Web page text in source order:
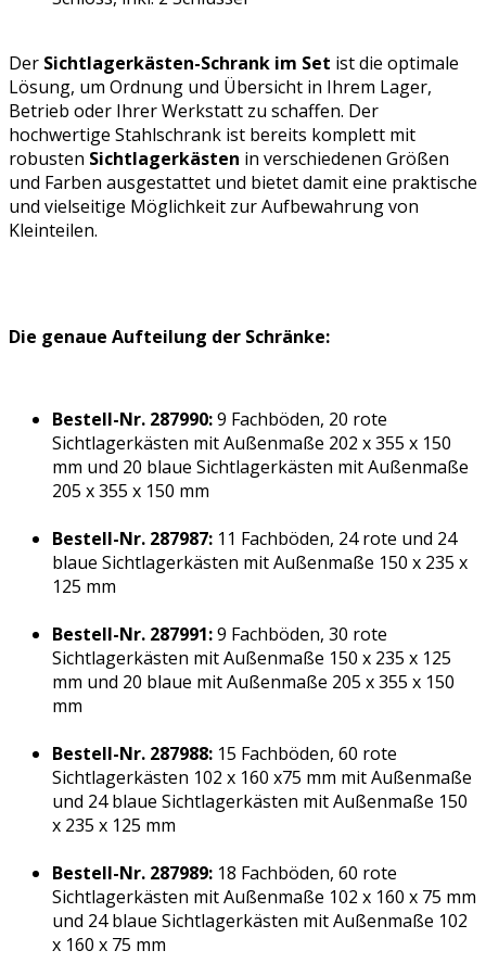
Der Sichtlagerkästen-Schrank im Set ist die optimale
Lösung, um Ordnung und Übersicht in Ihrem Lager,
Betrieb oder Ihrer Werkstatt zu schaffen. Der
hochwertige Stahlschrank ist bereits komplett mit
robusten Sichtlagerkästen in verschiedenen Größen
und Farben ausgestattet und bietet damit eine praktische
und vielseitige Möglichkeit zur Aufbewahrung von
Kleinteilen.
Die genaue Aufteilung der Schränke:
Bestell-Nr. 287990:9 Fachböden, 20 rote
Sichtlagerkästen mit Außenmaße 202 x 355 x 150
mm und 20 blaue Sichtlagerkästen mit Außenmaße
205 x 355 x 150 mm
Bestell-Nr. 287987: 11 Fachböden, 24 rote und 24
blaue Sichtlagerkästen mit Außenmaße 150 x 235 x
125 mm
Bestell-Nr. 287991:9 Fachböden, 30 rote
Sichtlagerkästen mit Außenmaße 150 x 235 x 125
mm und 20 blaue mit Außenmaße 205 x 355 x 150
mm
Bestell-Nr. 287988: 15 Fachböden, 60 rote
Sichtlagerkästen 102 x 160 x75 mm mit Außenmaße
und 24 blaue Sichtlagerkästen mit Außenmaße 150
x 235 x 125 mm
Bestell-Nr. 287989: 18 Fachböden, 60 rote
Sichtlagerkästen mit Außenmaße 102 x 160 x 75 mm
und 24 blaue Sichtlagerkästen mit Außenmaße 102
x 160 x 75 mm